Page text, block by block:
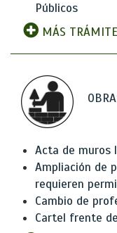
Públicos
MÁS
Acta de muros
Ampliación de
requieren
Cambio de
Cartel frente